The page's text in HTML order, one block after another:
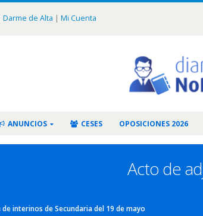
Darme de Alta | Mi Cuenta
ANUNCIOS CESES OPOSICIONES 2026
Acto de
interinos de Secundaria del 19 de mayo